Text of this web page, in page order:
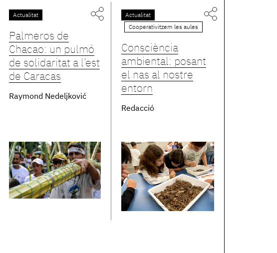
Actualitat
Palmeros de
Chacao: un pulmó
de solidaritat a l’est
de Caracas
Raymond Nedeljković
Actualitat
Cooperativitzem les aules
Consciència
ambiental: posant
el nas al nostre
entorn
Redacció